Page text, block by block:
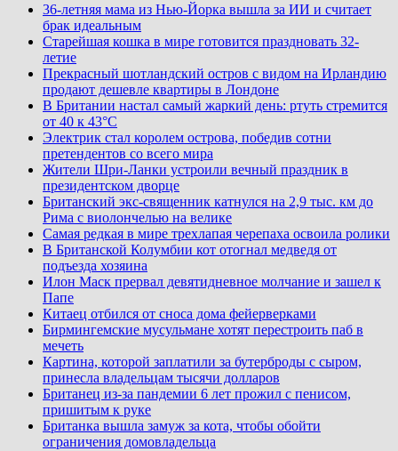
36-летняя мама из Нью-Йорка вышла за ИИ и считает
брак идеальным
Старейшая кошка в мире готовится праздновать 32-
летие
Прекрасный шотландский остров с видом на Ирландию
продают дешевле квартиры в Лондоне
В Британии настал самый жаркий день: ртуть стремится
от 40 к 43°C
Электрик стал королем острова, победив сотни
претендентов со всего мира
Жители Шри-Ланки устроили вечный праздник в
президентском дворце
Британский экс-священник катнулся на 2,9 тыс. км до
Рима с виолончелью на велике
Самая редкая в мире трехлапая черепаха освоила ролики
В Британской Колумбии кот отогнал медведя от
подъезда хозяина
Илон Маск прервал девятидневное молчание и зашел к
Папе
Китаец отбился от сноса дома фейерверками
Бирмингемские мусульмане хотят перестроить паб в
мечеть
Картина, которой заплатили за бутерброды с сыром,
принесла владельцам тысячи долларов
Британец из-за пандемии 6 лет прожил с пенисом,
пришитым к руке
Британка вышла замуж за кота, чтобы обойти
ограничения домовладельца